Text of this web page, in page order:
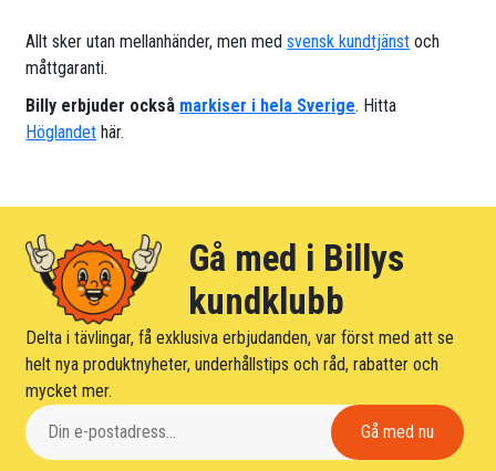
Allt sker utan mellanhänder, men medsvensk kundtjänst och
måttgaranti.
Billy erbjuder också markiser i hela Sverige. Hitta
Höglandet här.
Gå med i Billys
kundklubb
Delta i tävlingar, få exklusiva erbjudanden, var först med att se
helt nya produktnyheter, underhållstips och råd, rabatter och
mycket mer.